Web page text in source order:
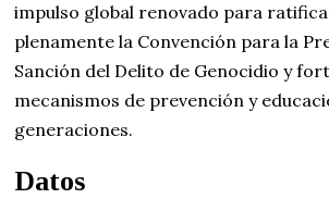
impulso global renovado para
plenamente la Convención para la
Sanción del Delito de Genocidio y
mecanismos de prevención y
generaciones.
Datos